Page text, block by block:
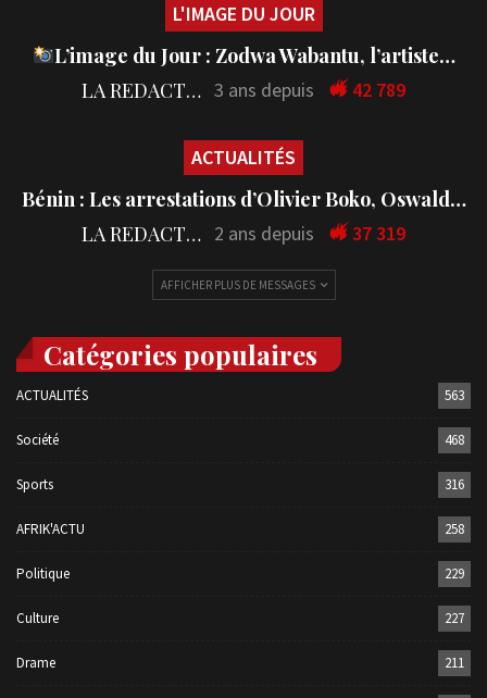
L'IMAGE DU JOUR
L’image du Jour : Zodwa Wabantu, l’artiste…
LA REDACTION 3 ans depuis 42 789
ACTUALITÉS
Bénin : Les arrestations d’Olivier Boko, Oswald…
LA REDACTION 2 ans depuis 37 319
AFFICHER PLUS DE MESSAGES
Catégories populaires
ACTUALITÉS 563
Société 468
Sports 316
AFRIK'ACTU 258
Politique 229
Culture 227
Drame 211